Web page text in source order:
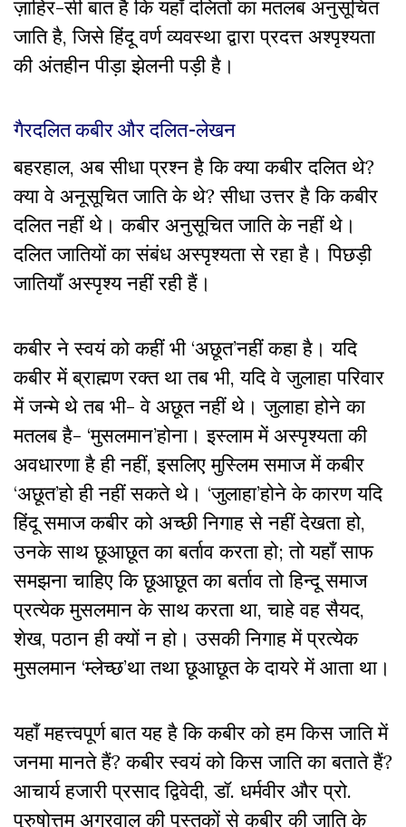
ज़ाहिर-सी बात है कि यहाँ दलितों का मतलब अनुसूचित
जाति है, जिसे हिंदू वर्ण व्यवस्था द्वारा प्रदत्त अश्पृश्यता
की अंतहीन पीड़ा झेलनी पड़ी है।
गैरदलित कबीर और दलित-लेखन
बहरहाल, अब सीधा प्रश्न है कि क्या कबीर दलित थे?
क्या वे अनूसूचित जाति के थे? सीधा उत्तर है कि कबीर
दलित नहीं थे। कबीर अनुसूचित जाति के नहीं थे।
दलित जातियों का संबंध अस्पृश्यता से रहा है। पिछड़ी
जातियाँ अस्पृश्य नहीं रही हैं।
कबीर ने स्वयं को कहीं भी ‘अछूत’नहीं कहा है। यदि
कबीर में ब्राह्मण रक्त था तब भी, यदि वे जुलाहा परिवार
में जन्मे थे तब भी- वे अछूत नहीं थे। जुलाहा होने का
मतलब है- ‘मुसलमान’होना। इस्लाम में अस्पृश्यता की
अवधारणा है ही नहीं, इसलिए मुस्लिम समाज में कबीर
‘अछूत’हो ही नहीं सकते थे। ‘जुलाहा’होने के कारण यदि
हिंदू समाज कबीर को अच्छी निगाह से नहीं देखता हो,
उनके साथ छूआछूत का बर्ताव करता हो; तो यहाँ साफ
समझना चाहिए कि छूआछूत का बर्ताव तो हिन्दू समाज
प्रत्येक मुसलमान के साथ करता था, चाहे वह सैयद,
शेख, पठान ही क्यों न हो। उसकी निगाह में प्रत्येक
मुसलमान ‘म्लेच्छ’था तथा छूआछूत के दायरे में आता था।
यहाँ महत्त्वपूर्ण बात यह है कि कबीर को हम किस जाति में
जनमा मानते हैं? कबीर स्वयं को किस जाति का बताते हैं?
आचार्य हजारी प्रसाद द्विवेदी, डॉ. धर्मवीर और प्रो.
पुरुषोत्तम अग्रवाल की पुस्तकों से कबीर की जाति के